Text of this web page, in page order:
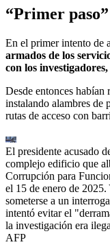
“Primer paso”
En el primer intento de
armados de los
con los investigadores,
Desde entonces habían
instalando alambres de
rutas de acceso con
El presidente acusado
complejo edificio que
Corrupción para
el 15 de enero de
someterse a un
intentó evitar el
la investigación era
AFP